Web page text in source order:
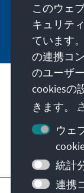
私たちのミ
お問い合わせ
こちらもご覧
このウェ
キュリテ
ています
の連携コ
のユーザ
cookiesの
きます。
ウェ
統計
連携